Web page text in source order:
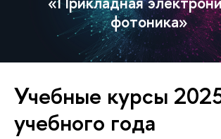
фотоника»
Учебные курсы
учебного года